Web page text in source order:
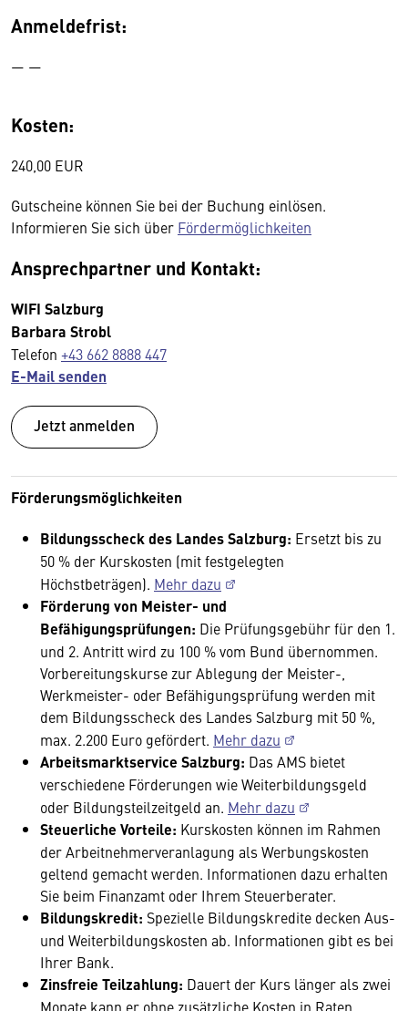
Anmeldefrist:
— —
Kosten:
240,00 EUR
Gutscheine können Sie bei der Buchung einlösen.
Informieren Sie sich über Fördermöglichkeiten
Ansprechpartner und Kontakt:
WIFI Salzburg
Barbara Strobl
Telefon +43 662 8888 447
E-Mail senden
Jetzt anmelden
Förderungsmöglichkeiten
Bildungsscheck des Landes Salzburg: Ersetzt bis zu
50 % der Kurskosten (mit festgelegten
Höchstbeträgen). Mehr dazu
Förderung von Meister- und
Befähigungsprüfungen: Die Prüfungsgebühr für den 1.
und 2. Antritt wird zu 100 % vom Bund übernommen.
Vorbereitungskurse zur Ablegung der Meister-,
Werkmeister- oder Befähigungsprüfung werden mit
dem Bildungsscheck des Landes Salzburg mit 50 %,
max. 2.200 Euro gefördert. Mehr dazu
Arbeitsmarktservice Salzburg: Das AMS bietet
verschiedene Förderungen wie Weiterbildungsgeld
oder Bildungsteilzeitgeld an. Mehr dazu
Steuerliche Vorteile: Kurskosten können im Rahmen
der Arbeitnehmerveranlagung als Werbungskosten
geltend gemacht werden. Informationen dazu erhalten
Sie beim Finanzamt oder Ihrem Steuerberater.
Bildungskredit: Spezielle Bildungskredite decken Aus-
und Weiterbildungskosten ab. Informationen gibt es bei
Ihrer Bank.
Zinsfreie Teilzahlung: Dauert der Kurs länger als zwei
Monate kann er ohne zusätzliche Kosten in Raten